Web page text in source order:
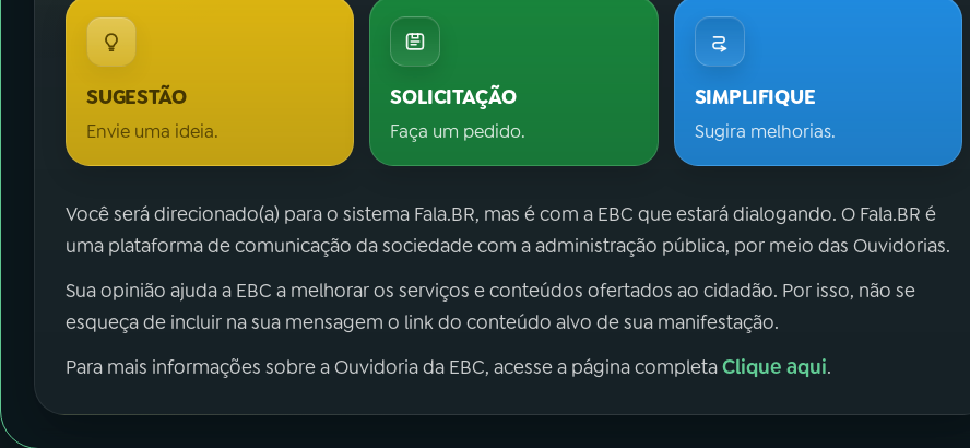
SUGESTÃO
Envie uma ideia.
SOLICITAÇÃO
Faça um pedido.
SIMPLIFIQUE
Sugira melhorias.
Você será direcionado(a) para o sistema Fala.BR, mas é com a EBC que estará dialogando. O Fala.BR é
uma plataforma de comunicação da sociedade com a administração pública, por meio das Ouvidorias.
Sua opinião ajuda a EBC a melhorar os serviços e conteúdos ofertados ao cidadão. Por isso, não se
esqueça de incluir na sua mensagem o link do conteúdo alvo de sua manifestação.
Para mais informações sobre a Ouvidoria da EBC, acesse a página completaClique aqui.